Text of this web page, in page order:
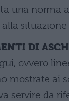
una
DI
ovvero
mostrate ai
servire da